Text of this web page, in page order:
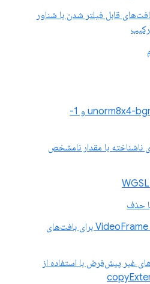
قابل فیلتر شدن با شناور
فرمت‌های رأس اضافی unorm8x4-bgra و 1-
ناشناخته با مقدار نامشخص
استفاده از VideoFrame displaySize برای بافت‌های
غیر پیش‌فرض با استفاده از